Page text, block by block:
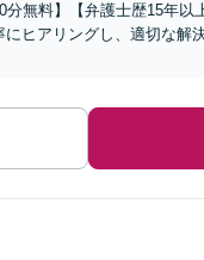
分無料】【弁護士歴15年
にヒアリングし、適切な